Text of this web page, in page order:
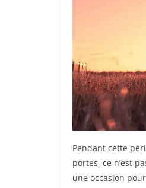
Pendant cette
portes, ce n’est
une occasion